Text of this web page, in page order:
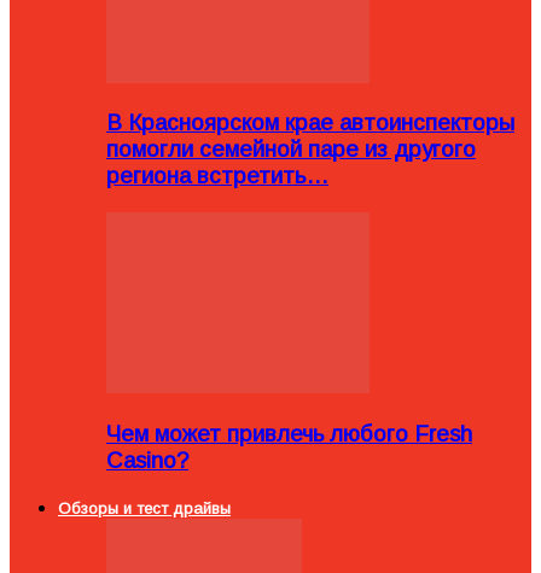
В Красноярском крае автоинспекторы
помогли семейной паре из другого
региона встретить…
Чем может привлечь любого Fresh
Casino?
Обзоры и тест драйвы